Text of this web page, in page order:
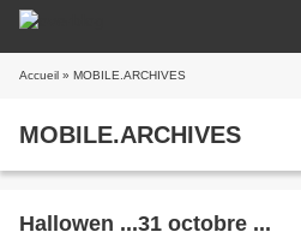
Accueil » MOBILE.ARCHIVES
MOBILE.ARCHIVES
Hallowen ...31 octobre ...